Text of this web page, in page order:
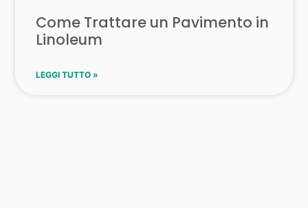
Come Trattare un Pavimento in
Linoleum
LEGGI TUTTO »